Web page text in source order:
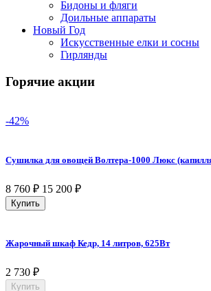
Бидоны и фляги
Доильные аппараты
Новый Год
Искусственные елки и сосны
Гирлянды
Горячие акции
-42%
Сушилка для овощей Волтера-1000 Люкс
8 760 ₽ 15 200 ₽
Купить
Жарочный шкаф Кедр, 14 литров, 625Вт
2 730 ₽
Купить